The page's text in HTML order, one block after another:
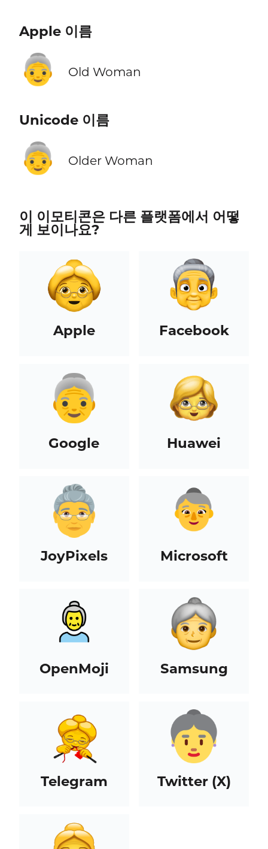
Apple 이름
👵 Old Woman
Unicode 이름
👵 Older Woman
이 이모티콘은 다른 플랫폼에서 어떻
게 보이나요?
Apple Facebook
Google Huawei
JoyPixels Microsoft
OpenMoji Samsung
Telegram Twitter (X)